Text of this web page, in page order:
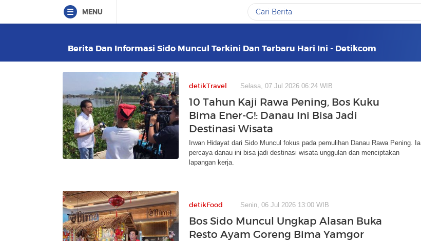
MENU
Berita Dan Informasi Sido Muncul Terkini Dan Terbaru Hari Ini - Detikcom
detikTravel Selasa, 07 Jul 2026 06:24 WIB
10 Tahun Kaji Rawa Pening, Bos Kuku
Bima Ener-G!: Danau Ini Bisa Jadi
Destinasi Wisata
Irwan Hidayat dari Sido Muncul fokus pada pemulihan Danau Rawa Pening. Ia
percaya danau ini bisa jadi destinasi wisata unggulan dan menciptakan
lapangan kerja.
detikFood Senin, 06 Jul 2026 13:00 WIB
Bos Sido Muncul Ungkap Alasan Buka
Resto Ayam Goreng Bima Yamgor